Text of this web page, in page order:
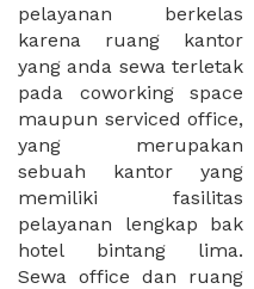
pelayanan berkelas
karena ruang kantor
yang anda sewa terletak
pada coworking space
maupun serviced office,
yang merupakan
sebuah kantor yang
memiliki fasilitas
pelayanan lengkap bak
hotel bintang lima.
Sewa office dan ruang
kemudian Anda dapat
survey atau
mengunjungi calon
kantor Anda, semuanya
akan dibuat lebih
mudah untuk sewa
kantor terbaik Anda,
dan juga sewa kantor
murah karena harga
yang kami miliki sangat